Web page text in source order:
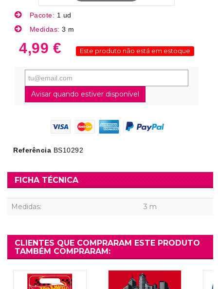
Pacote: 1 ud
Medidas: 3 m
4,99 € Este produto não está em estoque
Avisar quando estiver disponível
Referência BS10292
FICHA TÉCNICA
Medidas: 3 m
CLIENTES QUE COMPRARAM ESTE PRODUTO
TAMBÉM COMPRARAM: